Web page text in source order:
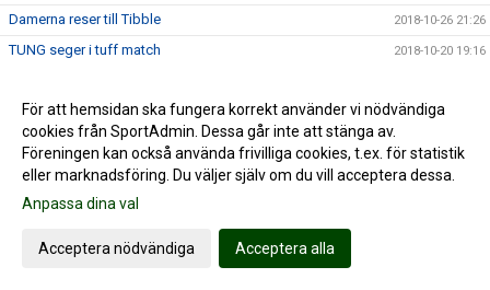
Damerna reser till Tibble 2018-10-26 21:26
TUNG seger i tuff match 2018-10-20 19:16
Sjuk halvlek grundlade överraskande storseger 2018-10-13 22:20
Damerna antar tuffaste utmaningen hittills
Mål av Thessan i frustrerande seger 2018-10-06 17:14
Inför hemmapremiären
Säker premiärseger i märklig match
Bred bas och bra mix när Alfta laddar om i tvåan
För att hemsidan ska fungera korrekt använder vi nödvändiga
cookies från SportAdmin. Dessa går inte att stänga av.
Föreningen kan också använda frivilliga cookies, t.ex. för statistik
eller marknadsföring. Du väljer själv om du vill acceptera dessa.
Anpassa dina val
Acceptera nödvändiga Acceptera alla